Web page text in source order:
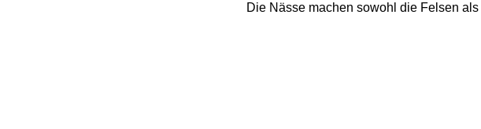
Die Nässe machen sowohl die Felsen